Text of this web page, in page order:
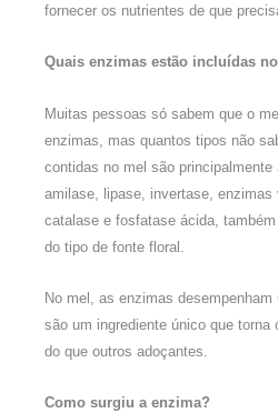
fornecer os nutrientes de que
Quais enzimas estão incluídas
Muitas pessoas só sabem que o
enzimas, mas quantos tipos não
contidas no mel são principalmente
amilase, lipase, invertase, enzimas
catalase e fosfatase ácida,
do tipo de fonte floral.
No mel, as enzimas
são um ingrediente único que torna
do que outros adoçantes.
Como surgiu a enzima?